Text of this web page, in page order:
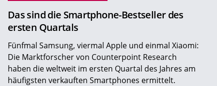
Das sind die Smartphone-Bestseller des
ersten Quartals
Fünfmal Samsung, viermal Apple und einmal Xiaomi:
Die Marktforscher von Counterpoint Research
haben die weltweit im ersten Quartal des Jahres am
häufigsten verkauften Smartphones ermittelt.